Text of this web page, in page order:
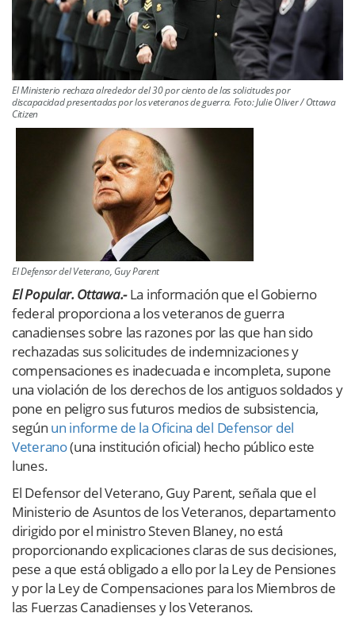
El Ministerio rechaza alrededor del 30 por ciento de las solicitudes por
discapacidad presentadas por los veteranos de guerra. Foto: Julie Oliver / Ottawa
Citizen
El Defensor del Veterano, Guy Parent
El Popular. Ottawa.-La información que el Gobierno
federal proporciona a los veteranos de guerra
canadienses sobre las razones por las que han sido
rechazadas sus solicitudes de indemnizaciones y
compensaciones es inadecuada e incompleta, supone
una violación de los derechos de los antiguos soldados y
pone en peligro sus futuros medios de subsistencia,
según un informe de la Oficina del Defensor del
Veterano(una institución oficial) hecho público este
lunes.
El Defensor del Veterano, Guy Parent, señala que el
Ministerio de Asuntos de los Veteranos, departamento
dirigido por el ministro Steven Blaney, no está
proporcionando explicaciones claras de sus decisiones,
pese a que está obligado a ello por la Ley de Pensiones
y por la Ley de Compensaciones para los Miembros de
las Fuerzas Canadienses y los Veteranos.